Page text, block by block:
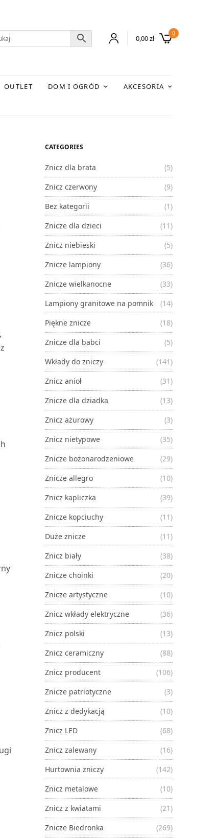
0,00zł
0
OUTLET DOM I OGRÓD
AKCESORIA
CATEGORIES
Znicz dla brata
(5)
Znicz czerwony
(9)
Bez kategorii
(1)
Znicze dla dzieci
(11)
Znicz niebieski
(5)
Znicze lampiony
(36)
Znicze wielkanocne
(33)
Lampiony granitowe na pomnik
(14)
Piękne znicze
(18)
Znicze dla babci
(5)
Wkłady do zniczy
(141)
Znicz anioł
(31)
Znicze dla dziadka
(13)
Znicz ażurowy
(3)
Znicz nietypowe
(35)
Znicze bożonarodzeniowe
(29)
Znicze allegro
(10)
Znicz kapliczka
(39)
Znicze kopciuchy
(11)
Duże znicze
(11)
Znicz biały
(38)
Znicze choinki
(20)
Znicze artystyczne
(10)
Znicz wkłady elektryczne
(36)
Znicz polski
(13)
Znicz ceramiczny
(88)
Znicz producent
(106)
Znicze patriotyczne
(3)
Znicz z dedykacją
(10)
Znicz LED
(68)
Znicz zalewany
(16)
Hurtownia zniczy
(142)
Znicz metalowe
(10)
Znicz z kwiatami
(21)
Znicze Biedronka
(269)